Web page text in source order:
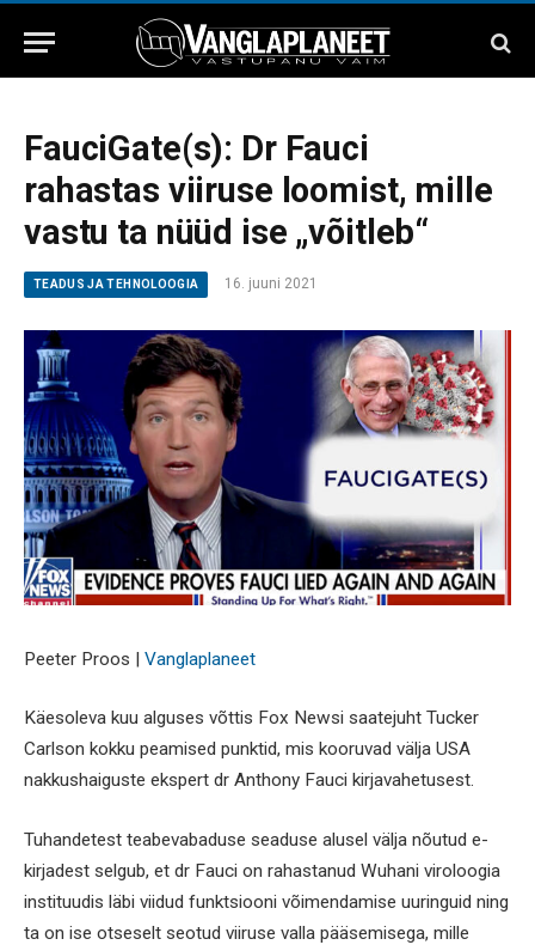
FauciGate(s): Dr Fauci
rahastas viiruse loomist, mille
vastu ta nüüd ise „võitleb“
TEADUS JA TEHNOLOOGIA 16. juuni 2021
Peeter Proos | Vanglaplaneet
Käesoleva kuu alguses võttis Fox Newsi saatejuht Tucker
Carlson kokku peamised punktid, mis kooruvad välja USA
nakkushaiguste ekspert dr Anthony Fauci kirjavahetusest.
Tuhandetest teabevabaduse seaduse alusel välja nõutud e-
kirjadest selgub, et dr Fauci on rahastanud Wuhani viroloogia
instituudis läbi viidud funktsiooni võimendamise uuringuid ning
ta on ise otseselt seotud viiruse valla pääsemisega, mille